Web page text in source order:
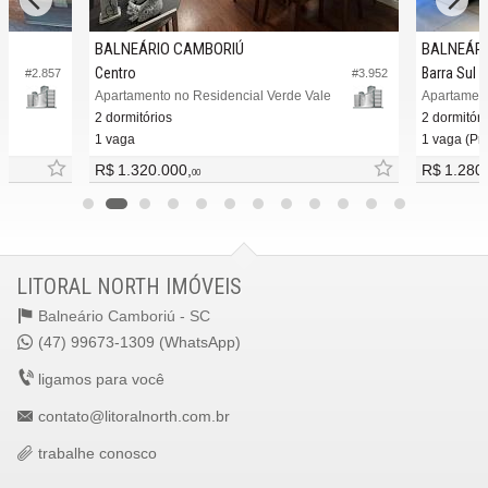
#2.857 #3.952
BALNEÁRIO CAMBORIÚ
Centro
Apartamento no Residencial Verde Vale
2 dormitórios
1 vaga
R$ 1.320.000, 00
Barra Sul
2
1 vaga
R$
LITORAL NORTH IMÓVEIS
Balneário Camboriú - SC
(47) 99673-1309 (WhatsApp)
ligamos para você
contato@litoralnorth.com.br
trabalhe conosco